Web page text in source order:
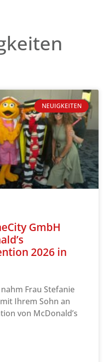
NEUIGKEITEN
GmbH
2026 in
Frau Stefanie
Ihrem Sohn an
von McDonald’s